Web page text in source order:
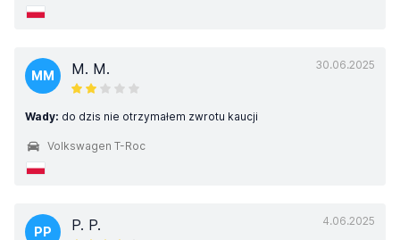
30.06.2025
MM M. M.
Wady: do dzis nie otrzymałem zwrotu kaucji
Volkswagen T-Roc
4.06.2025
PP P. P.